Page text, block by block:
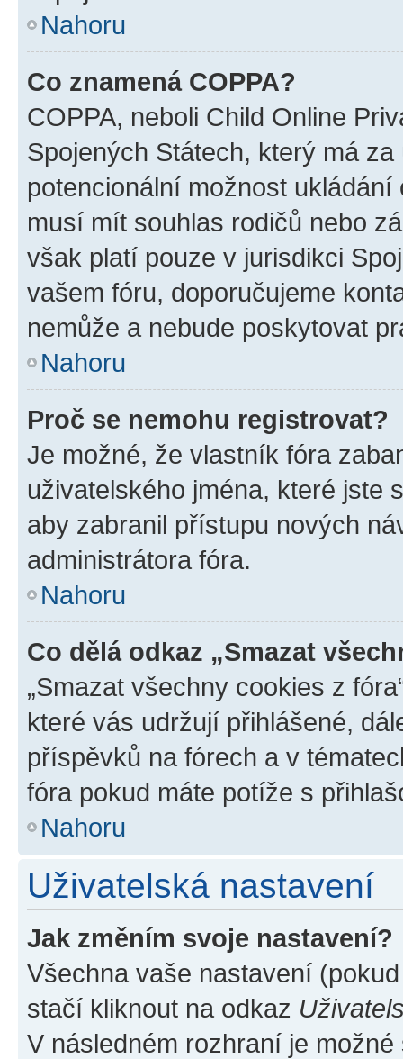
Nahoru
Co znamená COPPA?
COPPA, neboli Child Online
Spojených Státech, který má
potencionální možnost
musí mít souhlas rodičů nebo
však platí pouze v jurisdikci
vašem fóru, doporučujeme
nemůže a nebude poskytovat
Nahoru
Proč se nemohu registrovat?
Je možné, že vlastník fóra
uživatelského jména, které jste
aby zabranil přístupu nových
administrátora fóra.
Nahoru
Co dělá odkaz „Smazat
„Smazat všechny cookies z
které vás udržují přihlášené,
příspěvků na fórech a v
fóra pokud máte potíže s
Nahoru
Uživatelská nastavení
Jak změním svoje nastavení?
Všechna vaše nastavení
stačí kliknout na odkaz
V následném rozhraní je